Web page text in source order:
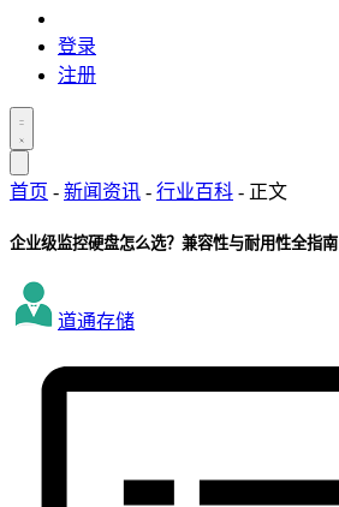
登录
注册
首页 - 新闻资讯 - 行业百科 - 正文
企业级监控硬盘怎么选？兼容性与耐用性全指南
道通存储